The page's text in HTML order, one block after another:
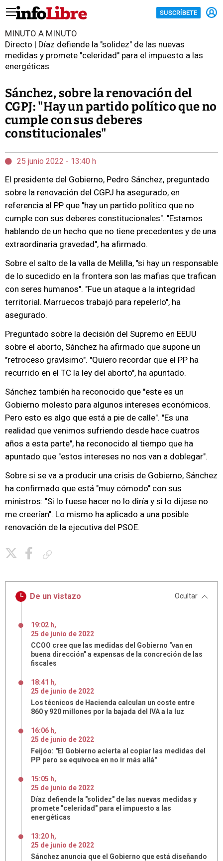
SUSCRÍBETE
MINUTO A MINUTO
Directo | Díaz defiende la "solidez" de las nuevas
medidas y promete "celeridad" para el impuesto a las
energéticas
Sánchez, sobre la renovación del
CGPJ: "Hay un partido político que no
cumple con sus deberes
constitucionales"
25 junio 2022 - 13:40 h
El presidente del Gobierno, Pedro Sánchez, preguntado
sobre la renovación del CGPJ ha asegurado, en
referencia al PP que "hay un partido político que no
cumple con sus deberes constitucionales". "Estamos
hablando de un hecho que no tiene precedentes y de una
extraordinaria gravedad", ha afirmado.
Sobre el salto de la valla de Melilla, "si hay un responsable
de lo sucedido en la frontera son las mafias que trafican
con seres humanos". "Fue un ataque a la integridad
territorial. Marruecos trabajó para repelerlo", ha
asegurado.
Preguntado sobre la decisión del Supremo en EEUU
sobre el aborto, Sánchez ha afirmado que supone un
"retroceso gravísimo". "Quiero recordar que el PP ha
recurrido en el TC la ley del aborto", ha apuntado.
Sánchez también ha reconocido que "este es un
Gobierno molesto para algunos intereses económicos.
Pero esto es algo que está a pie de calle". "Es una
realidad que venimos sufriendo desde hace cuatros
años a esta parte", ha reconocido al tiempo que ha
apuntado que "estos intereses no nos van a doblegar".
Sobre si se va a producir una crisis de Gobierno, Sánchez
ha confirmado que está "muy cómodo" con sus
ministros: "Si lo fuese hacer no lo diría y si lo dijese no
me creerían". Lo mismo ha aplicado a una posible
renovación de la ejecutiva del PSOE.
De un vistazo Ocultar
19:02 h,
25 de junio de 2022
CCOO cree que las medidas del Gobierno "van en
buena dirección" a expensas de la concreción de las
fiscales
18:41 h,
25 de junio de 2022
Los técnicos de Hacienda calculan un coste entre
860 y 920 millones por la bajada del IVA a la luz
16:06 h,
25 de junio de 2022
Feijóo: "El Gobierno acierta al copiar las medidas del
PP pero se equivoca en no ir más allá"
15:05 h,
25 de junio de 2022
Díaz defiende la "solidez" de las nuevas medidas y
promete "celeridad" para el impuesto a las
energéticas
13:20 h,
25 de junio de 2022
Sánchez anuncia que el Gobierno que está diseñando